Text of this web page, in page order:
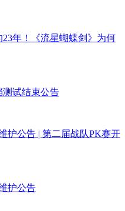
年！《流星蝴蝶剑》为何
测试结束公告
护公告 | 第二届战队PK赛开
护公告